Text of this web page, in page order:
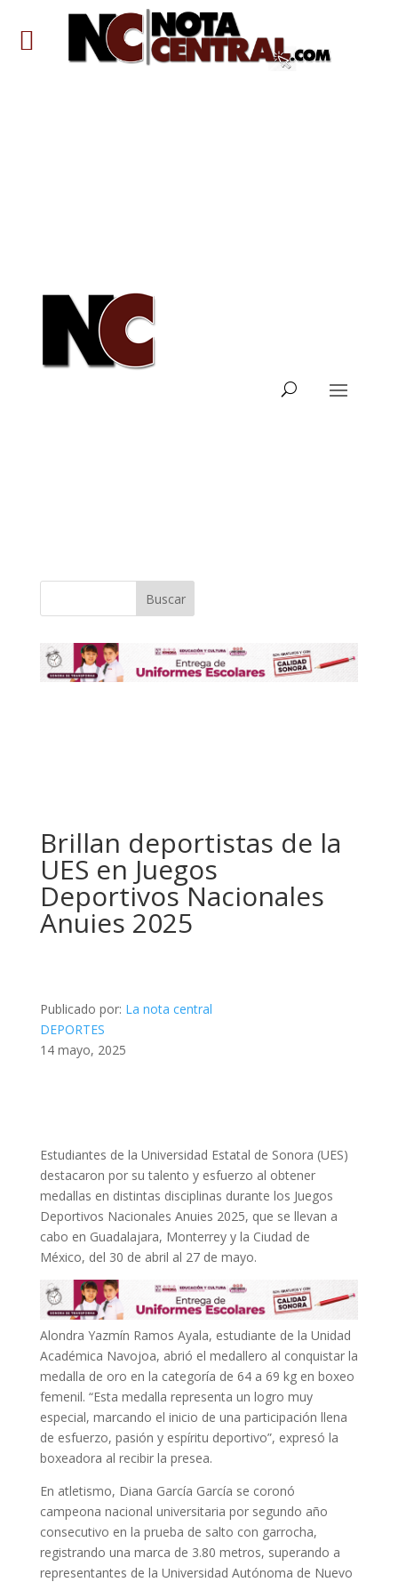
Buscar
Brillan deportistas de la
UES en Juegos
Deportivos Nacionales
Anuies 2025
Publicado por: La nota central
DEPORTES
14 mayo, 2025
Estudiantes de la Universidad Estatal de Sonora (UES)
destacaron por su talento y esfuerzo al obtener
medallas en distintas disciplinas durante los Juegos
Deportivos Nacionales Anuies 2025, que se llevan a
cabo en Guadalajara, Monterrey y la Ciudad de
México, del 30 de abril al 27 de mayo.
Alondra Yazmín Ramos Ayala, estudiante de la Unidad
Académica Navojoa, abrió el medallero al conquistar la
medalla de oro en la categoría de 64 a 69 kg en boxeo
femenil. “Esta medalla representa un logro muy
especial, marcando el inicio de una participación llena
de esfuerzo, pasión y espíritu deportivo”, expresó la
boxeadora al recibir la presea.
En atletismo, Diana García García se coronó
campeona nacional universitaria por segundo año
consecutivo en la prueba de salto con garrocha,
registrando una marca de 3.80 metros, superando a
representantes de la Universidad Autónoma de Nuevo